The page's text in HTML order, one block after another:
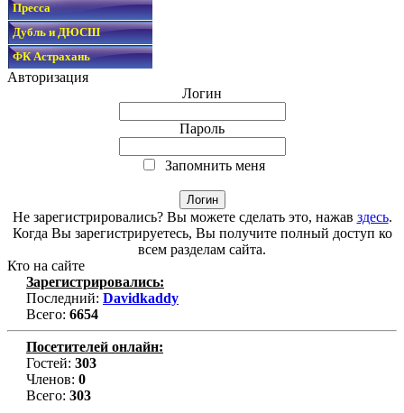
Пресса
Дубль и ДЮСШ
ФК Астрахань
Авторизация
Логин
Пароль
Запомнить меня
Не зарегистрировались? Вы можете сделать это, нажав здесь.
Когда Вы зарегистрируетесь, Вы получите полный доступ ко
всем разделам сайта.
Кто на сайте
Зарегистрировались:
Последний: Davidkaddy
Всего: 6654
Посетителей онлайн:
Гостей: 303
Членов: 0
Всего: 303